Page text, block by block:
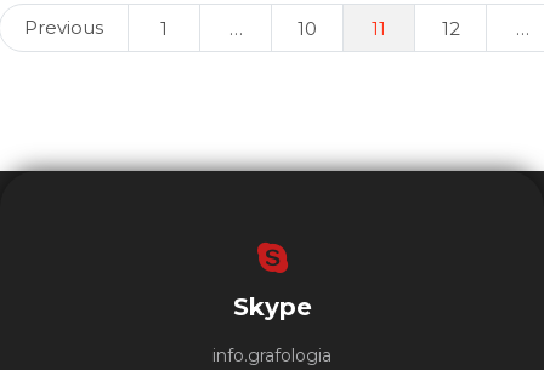
Posts
Previous 1 … 10 11 12 …
Skype
info.grafologia